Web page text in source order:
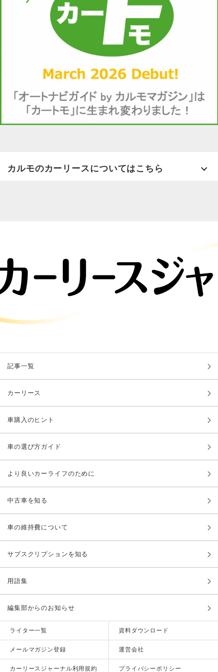
カルモのカーリースについてはこちら
記事一覧
カーリース
車購入のヒント
車の選び方ガイド
より良いカーライフのために
中古車を知る
車の維持費について
サブスクリプションを知る
用語集
編集部からのお知らせ
ライター一覧 資料ダウンロード
メールマガジン登録 運営会社
カーリースジャーナル利用規約 プライバシーポリシー